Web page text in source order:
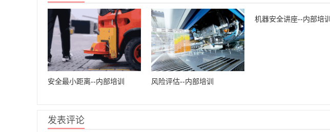
安全最小距离--内部培训 风险评估--内部培训
机器安全讲座--内部培训
发表评论